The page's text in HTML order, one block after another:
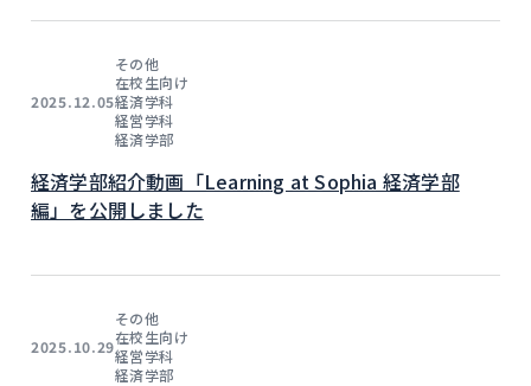
2025.12.05
その他
在校生向け
経済学科
経営学科
経済学部
経済学部紹介動画「Learning at Sophia 経済学部
編」を公開しました
2025.10.29
その他
在校生向け
経営学科
経済学部